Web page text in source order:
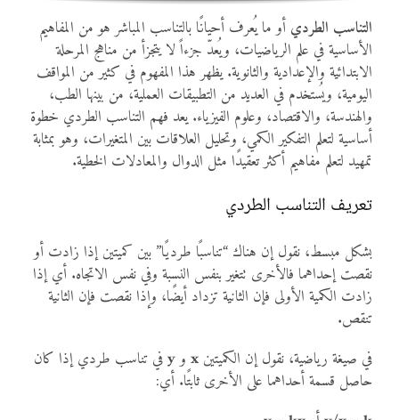
التناسب الطردي أو ما يُعرف أحيانًا بالتناسب المباشر هو من المفاهيم
الأساسية في علم الرياضيات، ويُعدّ جزءاً لا يتجزأ من مناهج المرحلة
الابتدائية والإعدادية والثانوية. يظهر هذا المفهوم في كثير من المواقف
اليومية، ويُستخدم في العديد من التطبيقات العملية، من بينها الطب،
والهندسة، والاقتصاد، وعلوم الفيزياء. يعد فهم التناسب الطردي خطوة
أساسية لتعلم التفكير الكمي، وتحليل العلاقات بين المتغيرات، وهو بمثابة
تمهيد لتعلم مفاهيم أكثر تعقيدًا مثل الدوال والمعادلات الخطية.
تعريف التناسب الطردي
بشكل مبسط، نقول إن هناك “تناسبًا طرديًا” بين كميتين إذا زادت أو
نقصت إحداهما فالأخرى تتغير بنفس النسبة وفي نفس الاتجاه. أي إذا
زادت الكمية الأولى فإن الثانية تزداد أيضًا، وإذا نقصت فإن الثانية
تنقص.
في صيغة رياضية، نقول إن الكميتين xوyفي تناسب طردي إذا كان
حاصل قسمة أحداهما على الأخرى ثابتًا. أي: